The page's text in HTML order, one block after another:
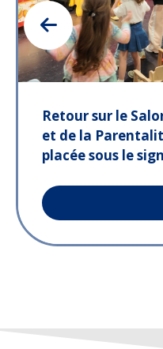
Retour sur le
et de la
placée sous le